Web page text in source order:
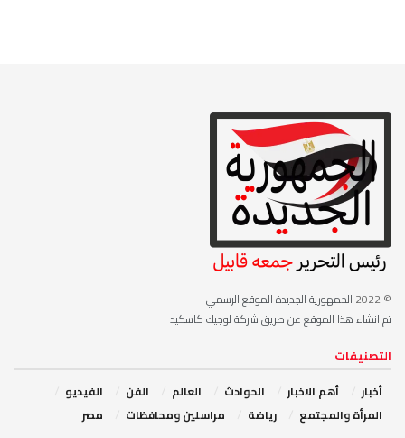
© 2022
الجمهورية الجديدة الموقع الرسمي
تم انشاء هذا الموقع عن طريق شركة لوجيك كاسكيد
التصنيفات
أخبار أهم الاخبار ‏الحوادث ‏العالم الفن
‏الفيديو
‏المرأة والمجتمع
رياضة مراسلين ومحافظات مصر